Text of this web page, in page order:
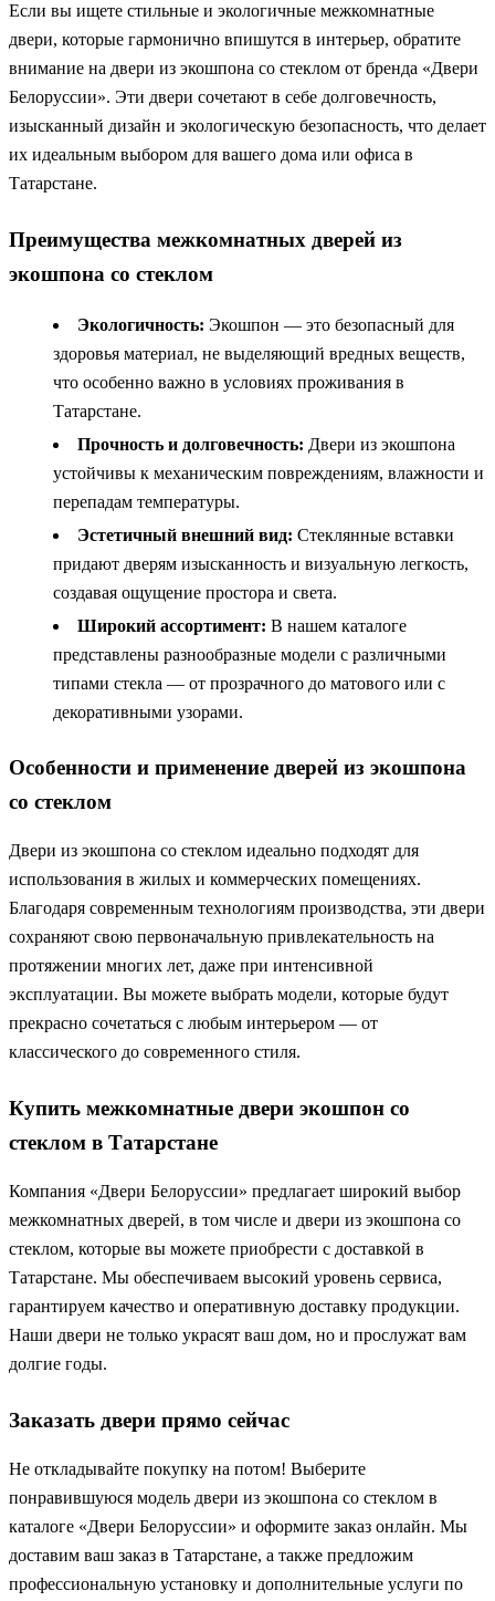
Если вы ищете стильные и экологичные межкомнатные
двери, которые гармонично впишутся в интерьер, обратите
внимание на двери из экошпона со стеклом от бренда «Двери
Белоруссии». Эти двери сочетают в себе долговечность,
изысканный дизайн и экологическую безопасность, что делает
их идеальным выбором для вашего дома или офиса в
Татарстане.
Преимущества межкомнатных дверей из
экошпона со стеклом
Экологичность: Экошпон — это безопасный для
здоровья материал, не выделяющий вредных веществ,
что особенно важно в условиях проживания в
Татарстане.
Прочность и долговечность: Двери из экошпона
устойчивы к механическим повреждениям, влажности и
перепадам температуры.
Эстетичный внешний вид: Стеклянные вставки
придают дверям изысканность и визуальную легкость,
создавая ощущение простора и света.
Широкий ассортимент: В нашем каталоге
представлены разнообразные модели с различными
типами стекла — от прозрачного до матового или с
декоративными узорами.
Особенности и применение дверей из экошпона
со стеклом
Двери из экошпона со стеклом идеально подходят для
использования в жилых и коммерческих помещениях.
Благодаря современным технологиям производства, эти двери
сохраняют свою первоначальную привлекательность на
протяжении многих лет, даже при интенсивной
эксплуатации. Вы можете выбрать модели, которые будут
прекрасно сочетаться с любым интерьером — от
классического до современного стиля.
Купить межкомнатные двери экошпон со
стеклом в Татарстане
Компания «Двери Белоруссии» предлагает широкий выбор
межкомнатных дверей, в том числе и двери из экошпона со
стеклом, которые вы можете приобрести с доставкой в
Татарстане. Мы обеспечиваем высокий уровень сервиса,
гарантируем качество и оперативную доставку продукции.
Наши двери не только украсят ваш дом, но и прослужат вам
долгие годы.
Заказать двери прямо сейчас
Не откладывайте покупку на потом! Выберите
понравившуюся модель двери из экошпона со стеклом в
каталоге «Двери Белоруссии» и оформите заказ онлайн. Мы
доставим ваш заказ в Татарстане, а также предложим
профессиональную установку и дополнительные услуги по